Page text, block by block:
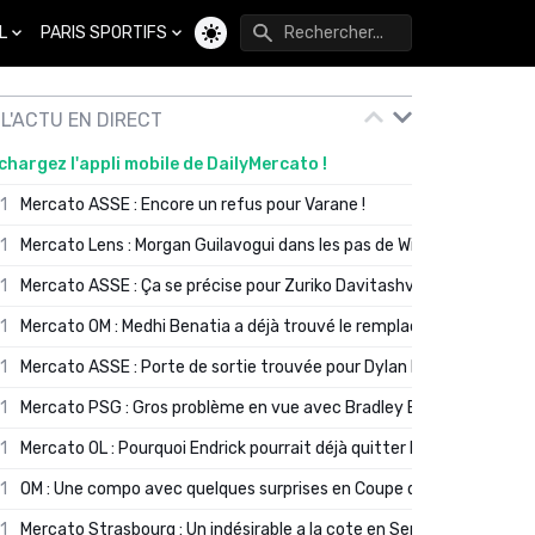
PARIS SPORTIFS
Changer de thème
L'ACTU EN DIRECT
l'appli mobile de DailyMercato !
Mercato ASSE : Encore un refus pour Varane !
Mercato Lens : Morgan Guilavogui dans les pas de Will Still ?
Mercato ASSE : Ça se précise pour Zuriko Davitashvili
Mercato OM : Medhi Benatia a déjà trouvé le remplaçant de Robinio
Mercato ASSE : Porte de sortie trouvée pour Dylan Batubinsika
Mercato PSG : Gros problème en vue avec Bradley Barcola ?
Mercato OL : Pourquoi Endrick pourrait déjà quitter Lyon en janvier
OM : Une compo avec quelques surprises en Coupe de France
Mercato Strasbourg : Un indésirable a la cote en Serie A